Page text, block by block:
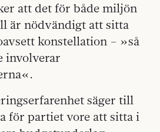
att det för både miljön
är nödvändigt att sitta
konstellation – »så
involverar
säger till
för partiet vore att sitta i